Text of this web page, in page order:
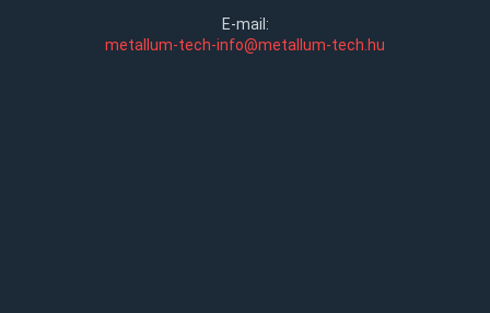
E-mail:
metallum-tech-info@metallum-tech.hu